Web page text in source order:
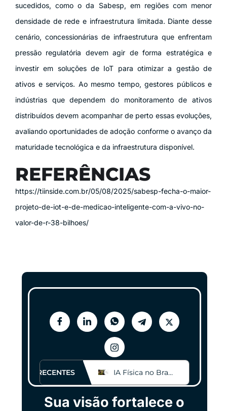
sucedidos, como o da Sabesp, em regiões com menor
densidade de rede e infraestrutura limitada. Diante desse
cenário, concessionárias de infraestrutura que enfrentam
pressão regulatória devem agir de forma estratégica e
investir em soluções de IoT para otimizar a gestão de
ativos e serviços. Ao mesmo tempo, gestores públicos e
indústrias que dependem do monitoramento de ativos
distribuídos devem acompanhar de perto essas evoluções,
avaliando oportunidades de adoção conforme o avanço da
maturidade tecnológica e da infraestrutura disponível.
https://tiinside.com.br/05/08/2025/sabesp-fecha-o-maior-
projeto-de-iot-e-de-medicao-inteligente-com-a-vivo-no-
valor-de-r-38-bilhoes/
REFERÊNCIAS
Sua visão fortalece o
RECENTES IA Física no Brasil: O Futuro Bate à Porta!